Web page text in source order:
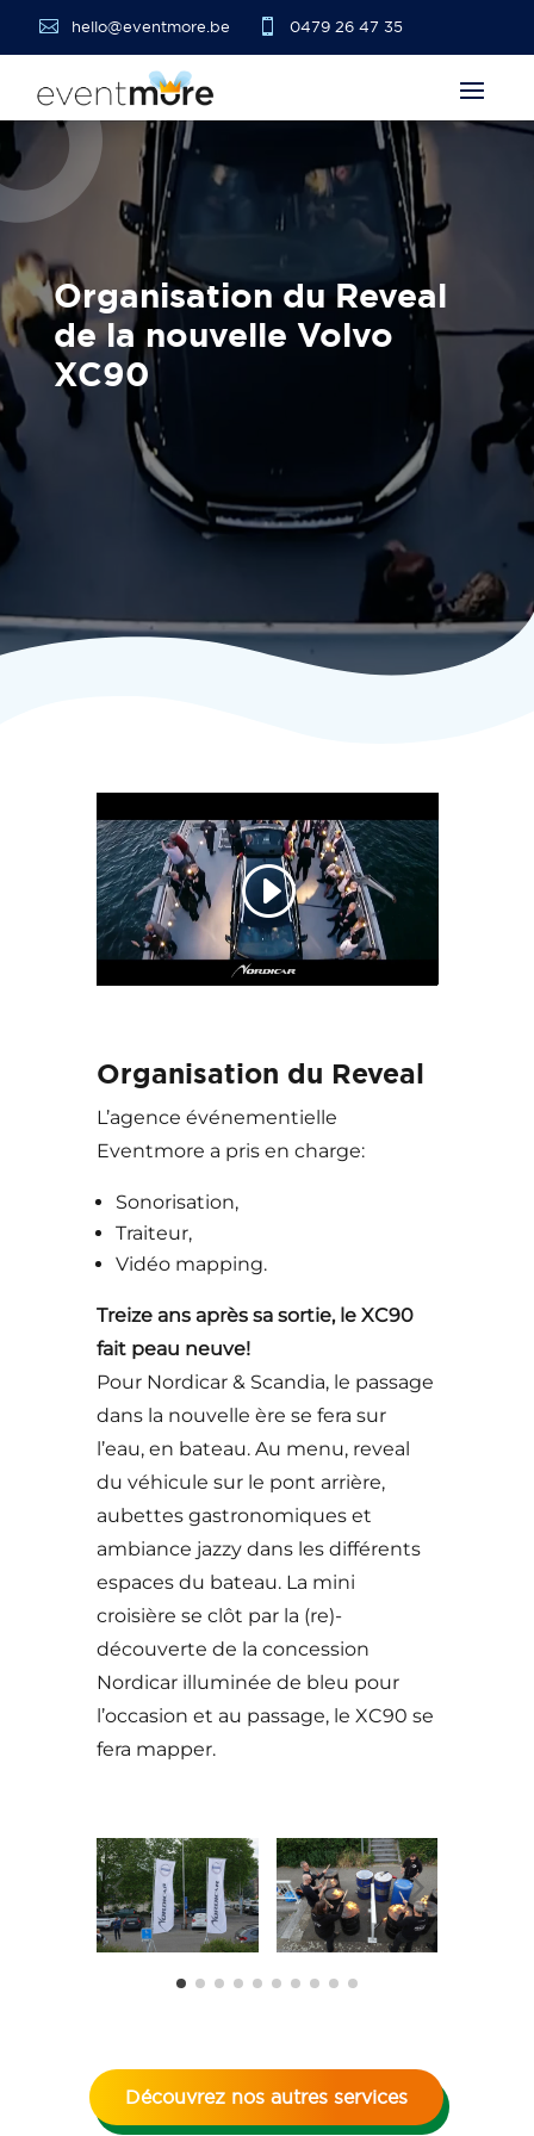
 hello@eventmore.be  0479 26 47 35
Organisation du Reveal
de la nouvelle Volvo
XC90
Organisation du Reveal
L’agence événementielle
Eventmore a pris en charge:
Sonorisation,
Traiteur,
Vidéo mapping.
Treize ans après sa sortie, le XC90
fait peau neuve!
Pour Nordicar & Scandia, le passage
dans la nouvelle ère se fera sur
l’eau, en bateau. Au menu, reveal
du véhicule sur le pont arrière,
aubettes gastronomiques et
ambiance jazzy dans les différents
espaces du bateau. La mini
croisière se clôt par la (re)-
découverte de la concession
Nordicar illuminée de bleu pour
l’occasion et au passage, le XC90 se
fera mapper.
Découvrez nos autres services